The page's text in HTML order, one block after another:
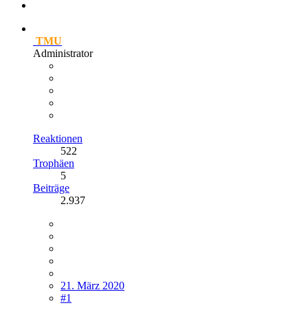
TMU
Administrator
Reaktionen
522
Trophäen
5
Beiträge
2.937
21. März 2020
#1